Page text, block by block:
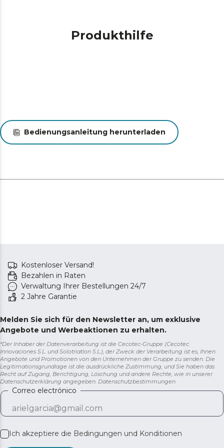
Stylings ermöglicht. Kühle Spitze.
Produkthilfe
Bedienungsanleitung herunterladen
Kostenloser Versand!
Bezahlen in Raten
Verwaltung Ihrer Bestellungen 24/7
2 Jahre Garantie
Melden Sie sich für den Newsletter an, um exklusive
Angebote und Werbeaktionen zu erhalten.
*Der Inhaber der Datenverarbeitung ist die Cecotec-Gruppe (Cecotec
Innovaciones S.L. und Solotriatlon S.L.), der Zweck der Verarbeitung ist es, Ihnen
Angebote und Promotionen von den Unternehmen der Gruppe zu senden. Die
Legitimationsgrundlage ist die ausdrückliche Zustimmung, und Sie haben das
Recht auf Zugang, Berichtigung, Löschung und andere Rechte, wie in unserer
Datenschutzerklärung angegeben. Datenschutzbestimmungen
Correo electrónico
Ich akzeptiere die Bedingungen und Konditionen